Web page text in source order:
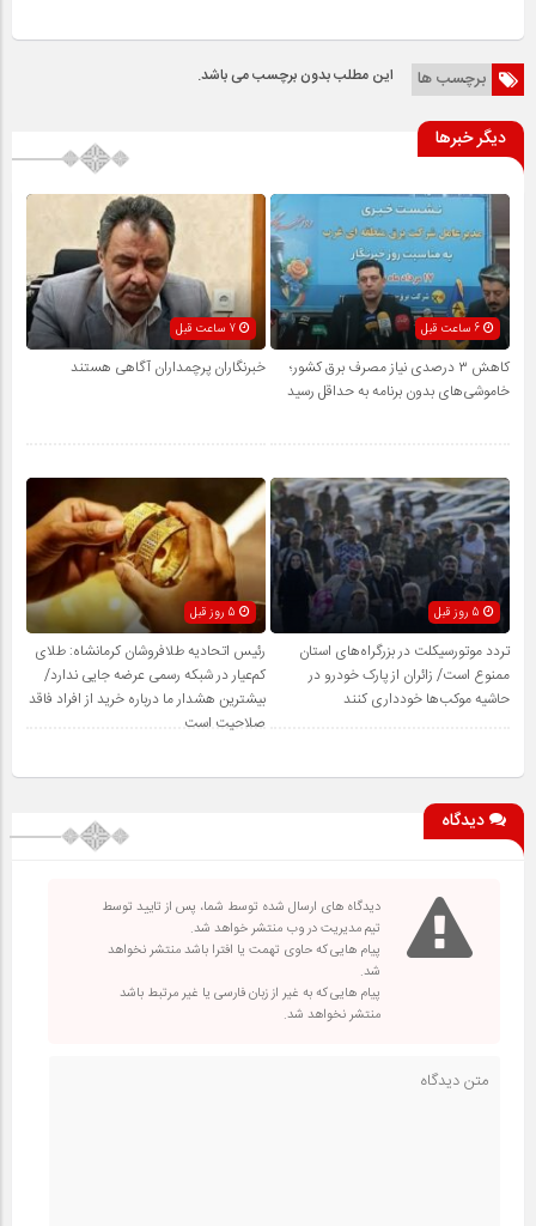
برچسب ها این مطلب بدون برچسب می باشد.
دیگر خبرها
6 ساعت قبل
کاهش ۳ درصدی نیاز مصرف برق کشور؛
خاموشی‌های بدون برنامه به حداقل رسید
خبرنگاران پرچمداران آگاهی هستند
تردد موتورسیکلت در بزرگراه‌های استان
ممنوع است/ زائران از پارک خودرو در
حاشیه موکب‌ها خودداری کنند
رئیس اتحادیه طلافروشان کرمانشاه: طلای
کم‌عیار در شبکه رسمی عرضه جایی ندارد/
بیشترین هشدار ما درباره خرید از افراد فاقد
صلاحیت است
دیدگاه
دیدگاه های ارسال شده توسط شما، پس از تایید توسط
تیم مدیریت در وب منتشر خواهد شد.
پیام هایی که حاوی تهمت یا افترا باشد منتشر نخواهد
شد.
پیام هایی که به غیر از زبان فارسی یا غیر مرتبط باشد
منتشر نخواهد شد.